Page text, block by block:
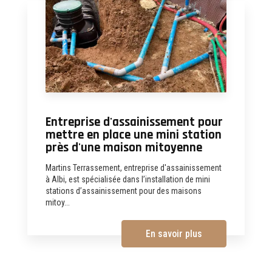
Entreprise d'assainissement pour
mettre en place une mini station
près d'une maison mitoyenne
Martins Terrassement, entreprise d'assainissement
à Albi, est spécialisée dans l’installation de mini
stations d’assainissement pour des maisons
mitoy...
En savoir plus